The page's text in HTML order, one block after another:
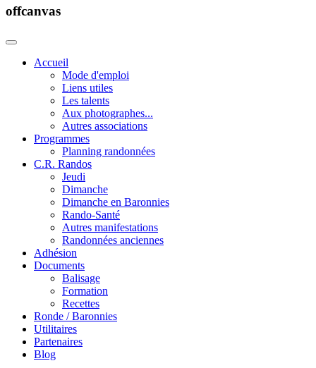
offcanvas
Accueil
Mode d'emploi
Liens utiles
Les talents
Aux photographes...
Autres associations
Programmes
Planning randonnées
C.R. Randos
Jeudi
Dimanche
Dimanche en Baronnies
Rando-Santé
Autres manifestations
Randonnées anciennes
Adhésion
Documents
Balisage
Formation
Recettes
Ronde / Baronnies
Utilitaires
Partenaires
Blog